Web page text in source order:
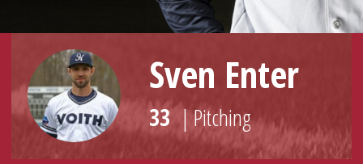
Sven Enter
33 | Pitching